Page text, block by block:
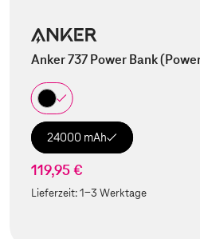
Anker 737 Power Bank
24000 mAh
119,95 €
Lieferzeit:1-3 Werktage